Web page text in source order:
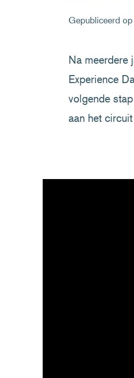
Gepubliceerd
Na meerdere
Experience
volgende
aan het